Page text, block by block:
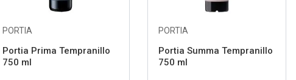
PORTIA
Portia Prima Tempranillo
750 ml
PORTIA
Portia Summa Tempranillo
750 ml